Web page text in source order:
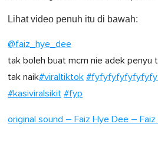
u
,
Lihat video penuh itu di bawah:
@faiz_hye_dee
tak boleh buat mcm nie adek penyu
tak naik#viraltiktok
#kasiviralsikit #fyp
original sound – Faiz Hye Dee –